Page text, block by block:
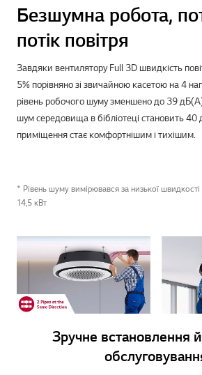
Безшумна робота,
потік повітря
Завдяки вентилятору Full 3D швидкість
5% порівняно зі звичайною касетою на 4
рівень робочого шуму зменшено до 39
шум середовища в бібліотеці становить
приміщення стає комфортнішим і тихішим.
* Рівень шуму вимірювався за низької
14,5 кВт
Зручне встановлення